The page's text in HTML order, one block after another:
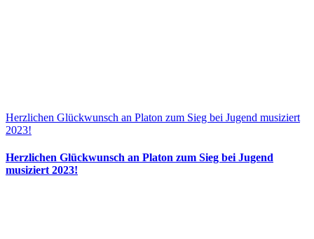
Herzlichen Glückwunsch an Platon zum Sieg bei Jugend musiziert
2023!
Herzlichen Glückwunsch an Platon zum Sieg bei Jugend
musiziert 2023!